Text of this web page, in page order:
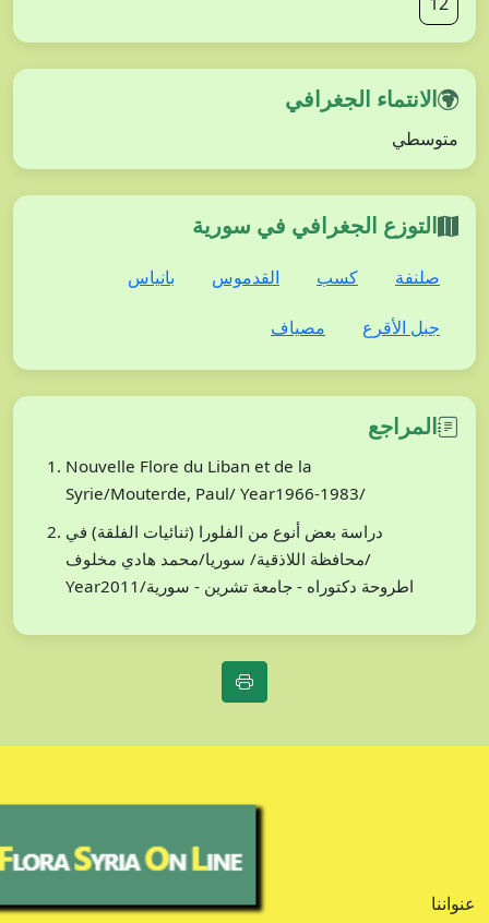
الانتماء الجغرافي
متوسطي
التوزع الجغرافي في سورية
صلنفة كسب القدموس بانياس
جبل الأقرع مصياف
المراجع
Nouvelle Flore du Liban et de la
Syrie/Mouterde, Paul/ Year1966-1983/
دراسة بعض أنوع من الفلورا (ثنائيات الفلقة) في
محافظة اللاذقية/ سوريا/محمد هادي مخلوف/
Year2011/اطروحة دكتوراه - جامعة تشرين - سورية
عنواننا